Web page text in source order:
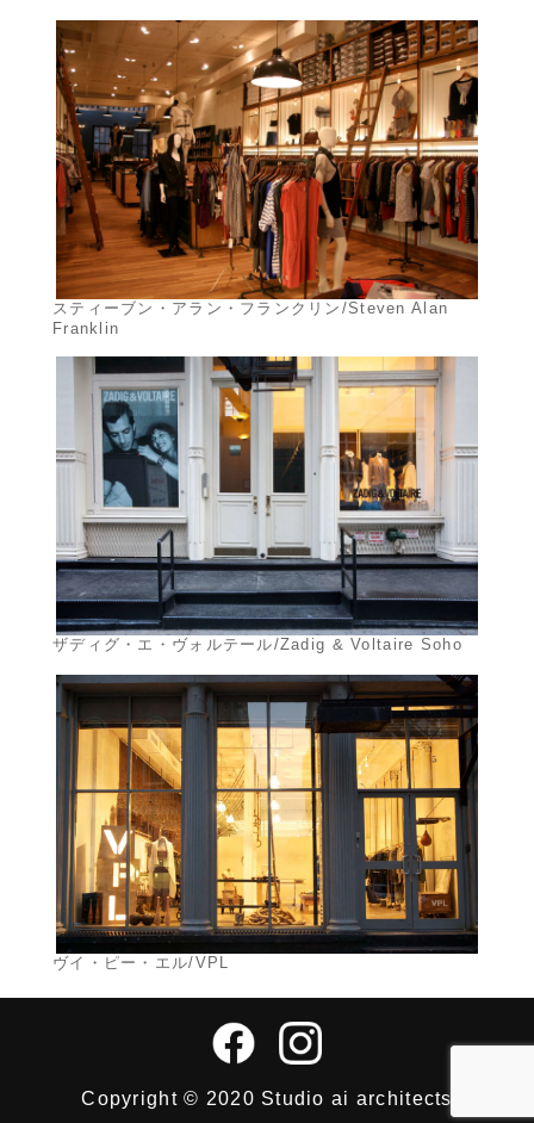
スティーブン・アラン・フランクリン/Steven Alan
Franklin
ザディグ・エ・ヴォルテール/Zadig & Voltaire Soho
ヴイ・ピー・エル/VPL
Copyright © 2020 Studio ai architects